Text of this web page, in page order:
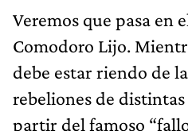
Veremos que pasa en
Comodoro Lijo.
debe estar riendo de
rebeliones de
partir del famoso